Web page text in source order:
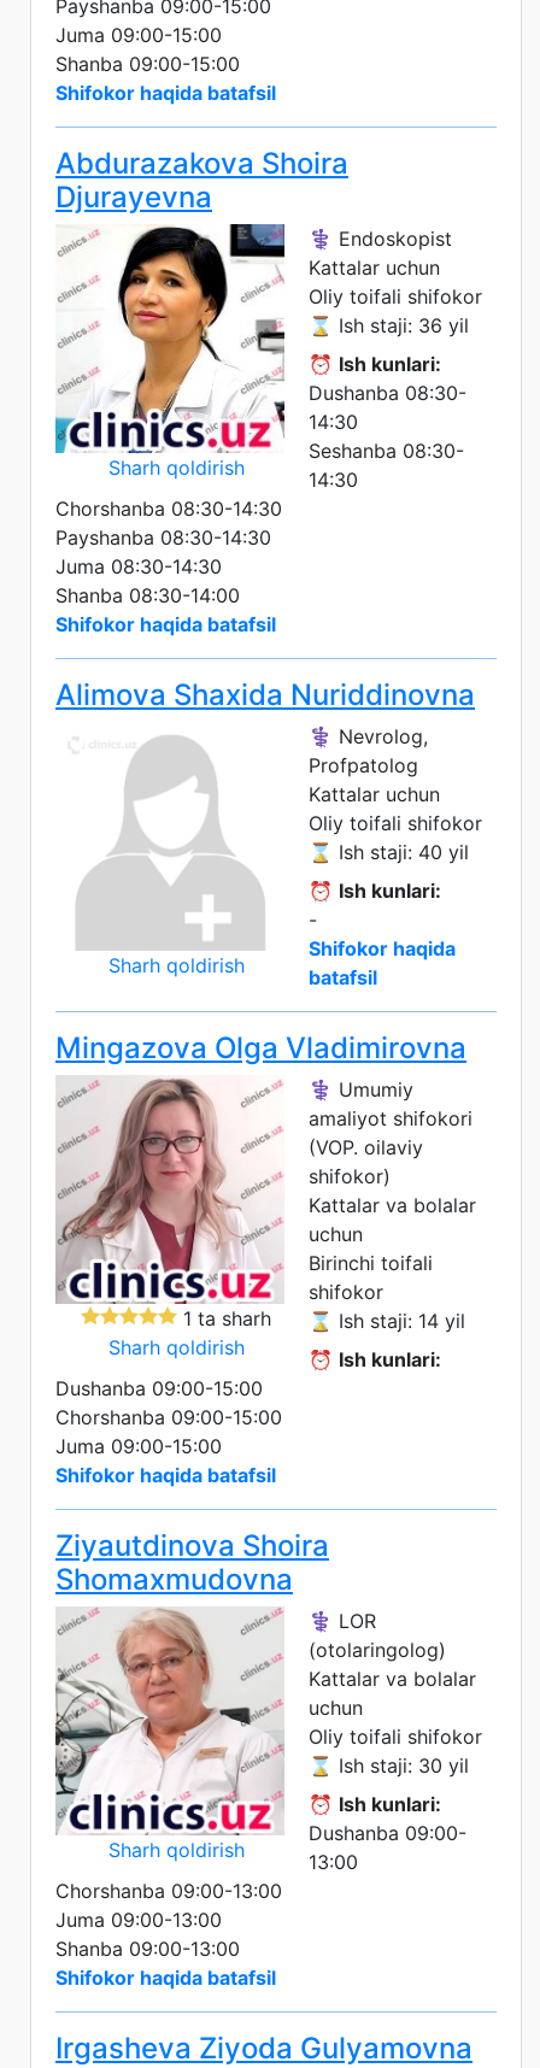
Payshanba 09:00-15:00
Juma 09:00-15:00
Shanba 09:00-15:00
Shifokor haqida batafsil
Abdurazakova Shoira
Djurayevna
Sharh qoldirish
⚕️ Endoskopist
Kattalar uchun
Oliy toifali shifokor
⌛ Ish staji: 36 yil
⏰ Ish kunlari:
Dushanba 08:30-
14:30
Seshanba 08:30-
14:30
Chorshanba 08:30-14:30
Payshanba 08:30-14:30
Juma 08:30-14:30
Shanba 08:30-14:00
Shifokor haqida batafsil
Alimova Shaxida Nuriddinovna
Sharh qoldirish
⚕️ Nevrolog,
Profpatolog
Kattalar uchun
Oliy toifali shifokor
⌛ Ish staji: 40 yil
⏰ Ish kunlari:
-
Shifokor haqida
batafsil
Mingazova Olga Vladimirovna
1 ta sharh
Sharh qoldirish
⚕️ Umumiy
amaliyot shifokori
(VOP. oilaviy
shifokor)
Kattalar va bolalar
uchun
Birinchi toifali
shifokor
⌛ Ish staji: 14 yil
⏰ Ish kunlari:
Dushanba 09:00-15:00
Chorshanba 09:00-15:00
Juma 09:00-15:00
Shifokor haqida batafsil
Ziyautdinova Shoira
Shomaxmudovna
Sharh qoldirish
⚕️ LOR
(otolaringolog)
Kattalar va bolalar
uchun
Oliy toifali shifokor
⌛ Ish staji: 30 yil
⏰ Ish kunlari:
Dushanba 09:00-
13:00
Chorshanba 09:00-13:00
Juma 09:00-13:00
Shanba 09:00-13:00
Shifokor haqida batafsil
Irgasheva Ziyoda Gulyamovna